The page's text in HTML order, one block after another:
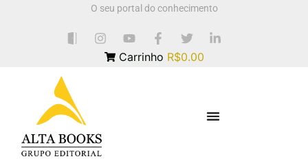
O seu portal do conhecimento
Carrinho R$0.00